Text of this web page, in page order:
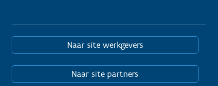
Naar site werkgevers
Naar site partners